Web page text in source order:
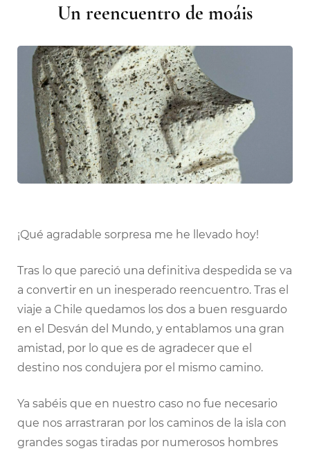
Un reencuentro de moáis
¡Qué agradable sorpresa me he llevado hoy!
Tras lo que pareció una definitiva despedida se va
a convertir en un inesperado reencuentro. Tras el
viaje a Chile quedamos los dos a buen resguardo
en el Desván del Mundo, y entablamos una gran
amistad, por lo que es de agradecer que el
destino nos condujera por el mismo camino.
Ya sabéis que en nuestro caso no fue necesario
que nos arrastraran por los caminos de la isla con
grandes sogas tiradas por numerosos hombres